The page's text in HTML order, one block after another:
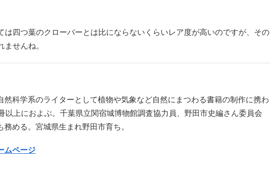
四つ葉のクローバーとは比にならないくらいレア度が高いのですが、その
せんね。
然科学系のライターとして植物や気象など自然にまつわる書籍の制作に携わ
以上におよぶ。千葉県立関宿城博物館調査協力員、野田市史編さん委員会
務める。宮城県生まれ野田市育ち。
ムページ